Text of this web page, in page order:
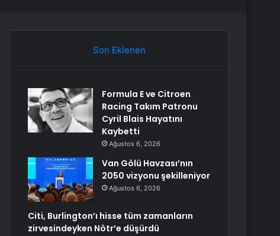
Son Eklenen
Formula E ve Citroen
Racing Takım Patronu
Cyril Blais Hayatını
Kaybetti
Ağustos 6, 2026
Van Gölü Havzası’nın
2050 vizyonu şekilleniyor
Ağustos 6, 2026
Citi, Burlington’ı hisse tüm zamanların
zirvesindeyken Nötr’e düşürdü